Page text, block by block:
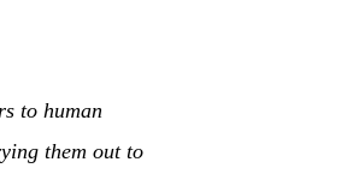
to human
them out to